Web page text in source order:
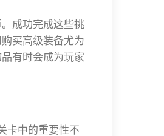
成功完成这些挑
买高级装备尤为
有时会成为玩家
卡中的重要性不